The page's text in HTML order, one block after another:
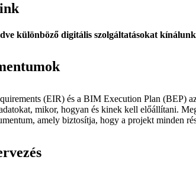
különböző digitális szolgáltatásokat
(EIR) és a BIM Execution Plan (BEP)
mikor, hogyan és kinek kell előállítani.
amely biztosítja, hogy a projekt minden